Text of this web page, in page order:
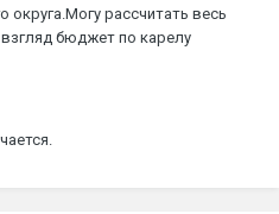
округа.Могу рассчитать весь
бюджет по карелу